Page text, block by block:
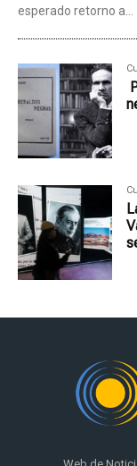
esperado retorno a...